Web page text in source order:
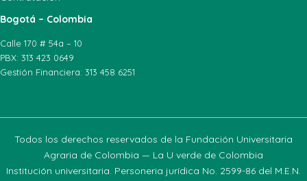
Bogotá – Colombia
Calle 170 # 54a – 10
PBX: 313 423 0649
Gestión Financiera: 313 458 6251
Todos los derechos reservados de la Fundación Universitaria
Agraria de Colombia — La U verde de Colombia
Institución universitaria. Personeria jurídica No. 2599-86 del M.E.N.